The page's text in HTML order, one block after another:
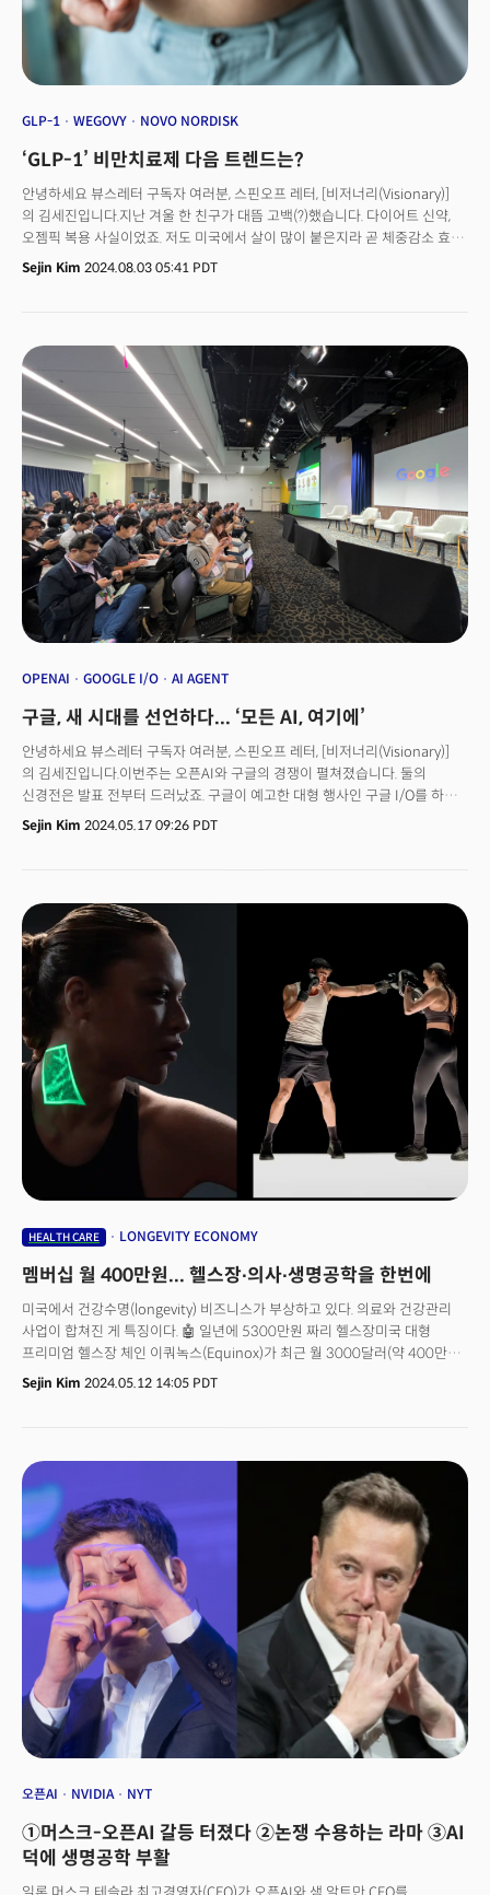
GLP-1 WEGOVY NOVO NORDISK
‘GLP-1’ 비만치료제 다음 트렌드는?
안녕하세요 뷰스레터 구독자 여러분, 스핀오프 레터, [비저너리(Visionary)]
의 김세진입니다.지난 겨울 한 친구가 대뜸 고백(?)했습니다. 다이어트 신약,
오젬픽 복용 사실이었죠. 저도 미국에서 살이 많이 붙은지라 곧 체중감소 효과,
요요현상(다이어트 후 체중 증가) 가능성에 대해 실제 후기를 물었습니다.
미국에선 일정 BMI(체질량지수)가 넘어야 처방받을 수 있습니다. 그 때문에
확인되면서 비만약으로도 허가·출시, 선풍적인 인기를 끌고 있죠. 시장은
덴마크 제약사 노보노디스크(티커명: NVO)와 미국 제약사 일라이릴리
(티커명: LLY)가 양분하고 있습니다.[더밀크 주요 기사]크립토, 美 대선
캐스팅보트 되다... 최대 슈퍼PAC 등극크립토는 미국 대선 ‘부스터샷’? 트럼프
‘베팅’ 배경은우리가 몰랐던 ‘파리 올림픽’... 왜 100년의 기준이 될까?
노보노디스크의 세마글루타이드계 당뇨병 치료제 오젬픽과 이와 동일한
성분의 비만치료제 위고비, 삭센다 등과 일라이릴리의 티르제파타이드 성분의
당뇨병 치료제 마운자로, 마운자로와 동일한 성분의 비만치료제 젭바운드가
대표적이죠. '평생 다이어트 한다'는 다이어터의 자조가 끝이 나는 걸까요?
Sejin Kim 2024.08.03 05:41 PDT
OPENAI GOOGLE I/O AI AGENT
구글, 새 시대를 선언하다... ‘모든 AI, 여기에’
안녕하세요 뷰스레터 구독자 여러분, 스핀오프 레터, [비저너리(Visionary)]
의 김세진입니다.이번주는 오픈AI와 구글의 경쟁이 펼쳐졌습니다. 둘의
신경전은 발표 전부터 드러났죠. 구글이 예고한 대형 행사인 구글 I/O를 하루
앞두고 오픈AI가 '스프링업데이트'로 기습공격을 감행했습니다. 오픈AI가
‘AI맛집’이 되자 이를 갈고 나온 구글은 I/O에서 신규 서비스를 쏟아냈죠.I/O
피했습니다. 다만 "AI 기술 혁신은 언제나 구글이 주도해왔다. 구글은 항상
선두에서 방향을 제시해 왔다"며 구글의 기술 리더십에 대한 자신감을
드러냈습니다. "깜작 효과에 초점을 맞춘 오픈AI와 달리 구글이 개발하는
제품은 이용자들에게 실질적으로 도움을 제공하는 데 집중하고 있다"는 구글
본사 관계자의 반응도 있었죠. [더밀크 퓨처시그널/미국 트렌드]우버, 고령화
비즈니스 나선다... "미래 먹거리는 돌봄 노동"멤버십 월 400만원... 헬스장∙
의사∙생명공학을 한번에AI만큼 실리콘밸리에서 뜨는 건강보조제 4종'킥
메뉴'에 초점을 맞추는 AI 맛집 오픈AI와 달리, 구글의 전략은
대형쇼핑몰입니다. 지메일, 구글밋, 프레젠테이션 등에 이르는 업무용
도구부터 크롬, 포토, 검색, 동영상 생성모델 비오, 구글 어시스턴트를 없애고
만든 제미나이앱, 안드로이드, 프로젝트아스트라 등까지 광범위한 분야를
아우릅니다. 오픈AI가 챗GPT와 소라(Sora)에, 마이크로소프트(MS)가 빙과
코파일럿에, 애플이 아이폰과 시리 등에 AI를 통합하고 있는 것을 한꺼번에
보여줬죠. 내가 이렇게 구글을 많이 썼나? 또 한 번 느끼는 순간이었습니다.
Sejin Kim 2024.05.17 09:26 PDT
HEALTH CARE LONGEVITY ECONOMY
멤버십 월 400만원... 헬스장∙의사∙생명공학을 한번에
미국에서 건강수명(longevity) 비즈니스가 부상하고 있다. 의료와 건강관리
사업이 합쳐진 게 특징이다. 🤖 일년에 5300만원 짜리 헬스장미국 대형
프리미엄 헬스장 체인 이쿼녹스(Equinox)가 최근 월 3000달러(약 400만원)
에 달하는 고가 멤버십 ‘맞춤형 이쿼녹스(Optimize by Equinox)’을 출시했다.
헬스장 이용료는 포함되지 않아 둘을 합치면 이용료가 연 4만달러(약
미국 뉴욕시와 텍사스주 하이랜드파크 지역에서 시작, 향후 확대한다는
방침이다. 두 지역 모두 구매력이 높은 소비자가 많은 지역이다. 🔥
400만원짜리 헬스장 멤버십, 대체 뭐가 있나? 멤버십은 실험실 테스트
스타트업인 펑션 헬스(Function Health)가 제공하는 테스트로 시작한다.
펑션 헬스 테스트는 면역, 암, 갑상선, 여성 및 남성 호르몬, 신진대사, 간, 심장,
신장, 알츠하이머, 알레르기 등 주요 생물학적 기능 100종이상을 테스트하고
추이를 추적하는 테스트다. 펑션헬스에서 별도 테스트 시 연 499달러다.
테스트 후 이쿼녹스는 결과지를 바탕으로 최대산소섭취량(VO2MAX), 근력,
운동 범위 등 자체 운동 테스트를 1년에 2회 실시한다. 이후 컨시어지는
테스트와 데이터를 종합해 맞춤형 계획을 만들고, 각 회원에겐 전담 헬스
트레이너, 영양상담사, 수면상담, 마사지치료사가 배정되는 구조다. 헬스
트레이닝 세션 주 3회 60분, 수면상담은 월 2회 30분, 마사지 치료 월1회 등
월 16시간 이상 트레이닝 및 상담으로 구성됐다.
Sejin Kim 2024.05.12 14:05 PDT
오픈AI NVIDIA NYT
①머스크-오픈AI 갈등 터졌다 ②논쟁 수용하는 라마 ③AI
덕에 생명공학 부활